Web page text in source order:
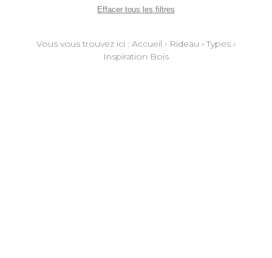
Effacer tous les filtres
Vous vous trouvez ici : Accueil › Rideau ›Types ›
Inspiration Bois